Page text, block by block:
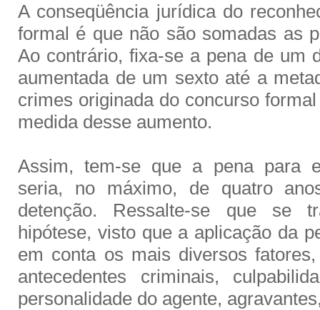
A conseqüência jurídica do
formal é que não são somadas as
Ao contrário, fixa-se a pena de um
aumentada de um sexto até a
crimes originada do concurso
medida desse aumento.
Assim, tem-se que a pena para
seria, no máximo, de quatro
detenção. Ressalte-se que se
hipótese, visto que a aplicação da
em conta os mais diversos
antecedentes criminais,
personalidade do agente,